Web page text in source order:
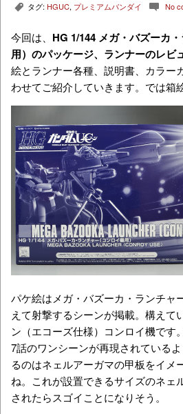
, タグ: HGUC, プレミアムバンダイ c No
今回は、 HG 1/144 メガ・バズーカ
用） のパッケージ、ランナーのレビ
絵とランナー各種、説明書、カラー
わせてご紹介していきます。では箱
パケ絵はメガ・バズーカ・ランチャ
えて射撃するシーンが掲載。構えて
ン（エコーズ仕様）コンロイ機です
7話のワンシーンが再現されている
るのはネェルアーガマの甲板をイメ
ね。これが設置できるサイズのネェ
されたらスゴイことになりそう。